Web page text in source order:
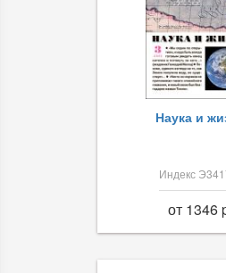
Наука и
Индекс
от 1346